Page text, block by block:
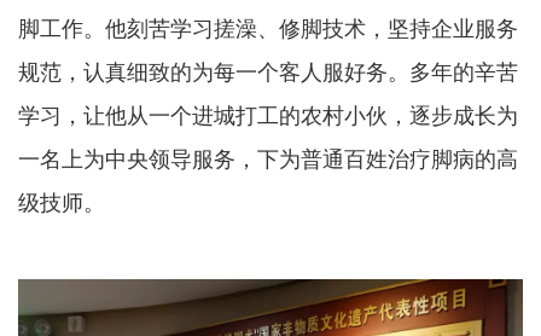
脚工作。他刻苦学习搓澡、修脚技术，坚持企业服务
规范，认真细致的为每一个客人服好务。多年的辛苦
学习，让他从一个进城打工的农村小伙，逐步成长为
一名上为中央领导服务，下为普通百姓治疗脚病的高
级技师。